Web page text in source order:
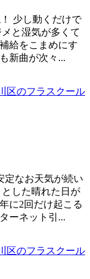
少し動くだけで
と湿気が多くて
給をこまめにす
新曲が次々...
定なお天気が続い
した晴れた日が
に2回だけ起こる
ーネット引...